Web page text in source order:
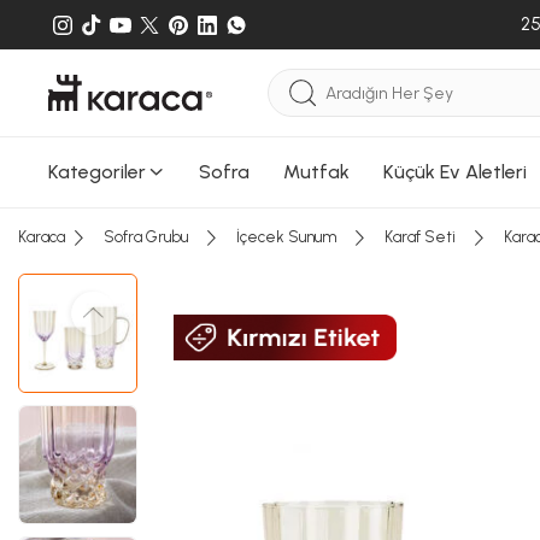
Kategoriler Sofra Mutfak Küçük Ev Aletleri
Sepete
Karaca Sofra Grubu İçecek Sunum Karaf Seti